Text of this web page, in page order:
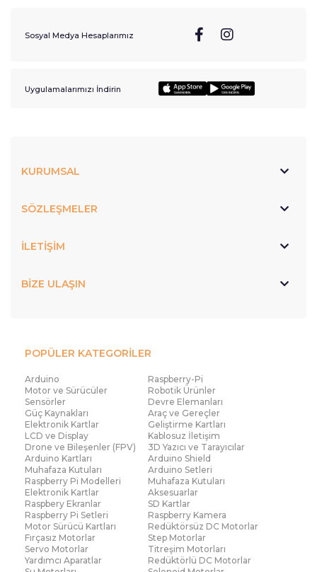
Sosyal Medya Hesaplarımız
Uygulamalarımızı İndirin
KURUMSAL
SÖZLEŞMELER
İLETİŞİM
BİZE ULAŞIN
POPÜLER KATEGORİLER
Arduino
Raspberry-Pi
Motor ve Sürücüler
Robotik Ürünler
Sensörler
Devre Elemanları
Güç Kaynakları
Araç ve Gereçler
Elektronik Kartlar
Geliştirme Kartları
LCD ve Display
Kablosuz İletişim
Drone ve Bileşenler (FPV)
3D Yazıcı ve Tarayıcılar
Arduino Kartları
Arduino Shield
Muhafaza Kutuları
Arduino Setleri
Raspberry Pi Modelleri
Muhafaza Kutuları
Elektronik Kartlar
Aksesuarlar
Raspbery Ekranlar
SD Kartlar
Raspberry Pi Setleri
Raspberry Kamera
Motor Sürücü Kartları
Redüktörsüz DC Motorlar
Fırçasız Motorlar
Step Motorlar
Servo Motorlar
Titreşim Motorları
Yardımcı Aparatlar
Redüktörlü DC Motorlar